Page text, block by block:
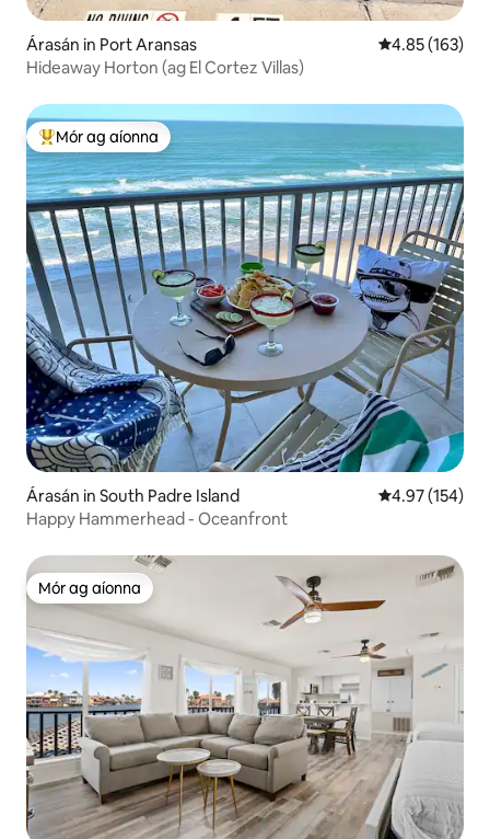
Árasán in Port Aransas Meánrátáil
4.85 (163)
Hideaway Horton (ag El Cortez Villas)
An-mhór ag aíonna
Mór ag aíonna
Árasán in South Padre Island Meánrátáil
4.97 (154)
Happy Hammerhead - Oceanfront
Mór ag aíonna
Mór ag aíonna